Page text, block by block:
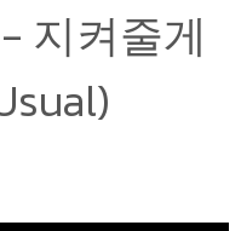
지켜줄게